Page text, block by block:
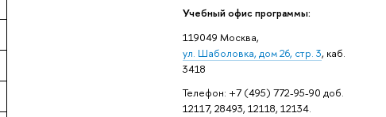
Учебный офис программы:
119049 Москва,
ул. Шаболовка, дом 26, стр. 3, каб.
3418
Телефон: +7 (495) 772-95-90 доб.
12117, 28493, 12118, 12134.